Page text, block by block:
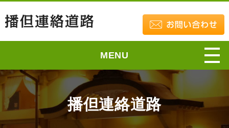
MENU
播但連絡道路